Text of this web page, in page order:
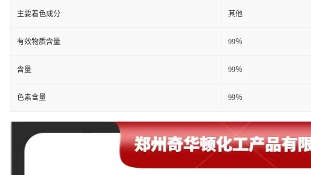
主要着色成分 其他
有效物质含量 99％
含量 99％
色素含量 99％